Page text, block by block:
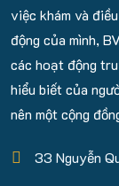
việc khám và
động của mình,
các hoạt động
hiểu biết của
nên một cộng
33 Nguyễn